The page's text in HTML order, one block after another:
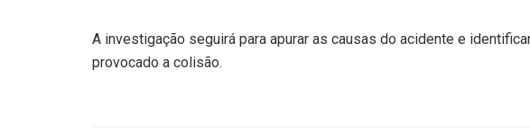
A investigação seguirá para apurar as causas do acidente e
provocado a colisão.